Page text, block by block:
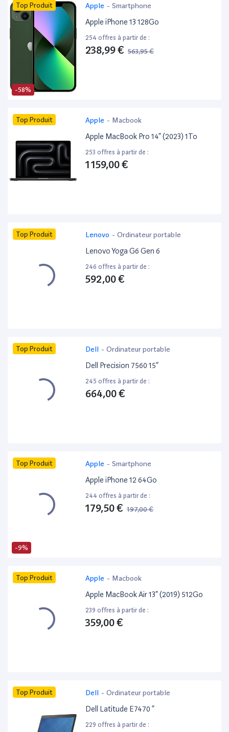
-58%
Top Produit Apple - Smartphone
Apple iPhone 13 128Go
254 offres à partir de :
238,99 € 563,95 €
Top Produit Apple - Macbook
Apple MacBook Pro 14” (2023) 1To
253 offres à partir de :
1 159,00 €
Top Produit Lenovo - Ordinateur portable
Lenovo Yoga G6 Gen 6
246 offres à partir de :
592,00 €
Top Produit Dell - Ordinateur portable
Dell Precision 7560 15”
245 offres à partir de :
664,00 €
-9%
Top Produit Apple - Smartphone
Apple iPhone 12 64Go
244 offres à partir de :
179,50 € 197,00 €
Top Produit Apple - Macbook
Apple MacBook Air 13” (2019) 512Go
239 offres à partir de :
359,00 €
Top Produit Dell - Ordinateur portable
Dell Latitude E7470 ”
229 offres à partir de :